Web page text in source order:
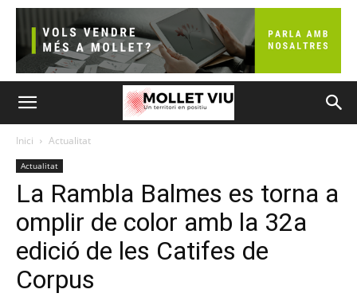
Inici Actualitat
Actualitat
La Rambla Balmes es torna a
omplir de color amb la 32a
edició de les Catifes de
Corpus